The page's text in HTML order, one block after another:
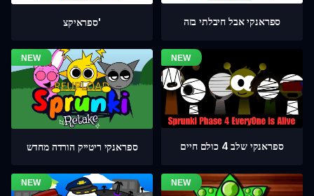
ספראיקצ' ספראנקי אבל חיבלתי בזה
ספראנקי ריטייק הורדה מחדש ספראנקי שלב 4 כולם חיים